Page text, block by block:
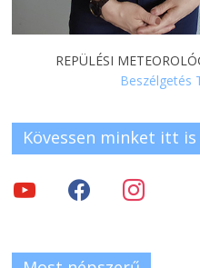
REPÜLÉSI
Beszélgetés
Kövessen minket itt is